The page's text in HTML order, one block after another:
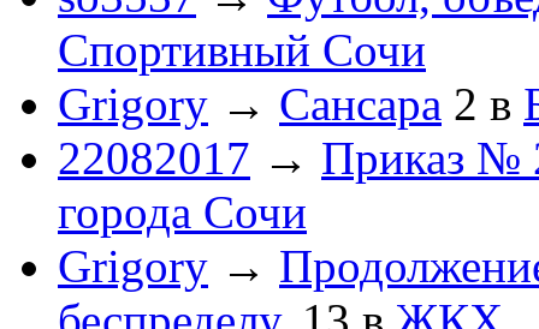
Спортивный Сочи
Grigory → Сансара 2 в
22082017 → Приказ №
города Сочи
Grigory →